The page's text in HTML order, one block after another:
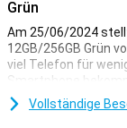
Grün
Am 25/06/2024
12GB/256GB Grün
viel Telefon für
Smartphone
treffen.Vollständige